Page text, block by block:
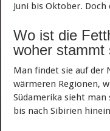
Juni bis Oktober.
Wo ist die
woher stammt
Man findet sie auf der
wärmeren Regionen,
Südamerika sieht man
bis nach Sibirien